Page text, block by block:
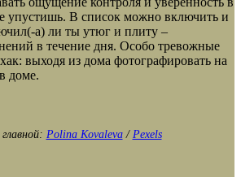
упустишь. В список можно включить и
а) ли ты утюг и плиту –
в течение дня. Особо тревожные
выходя из дома фотографировать на
доме.
Polina Kovaleva/ Pexels